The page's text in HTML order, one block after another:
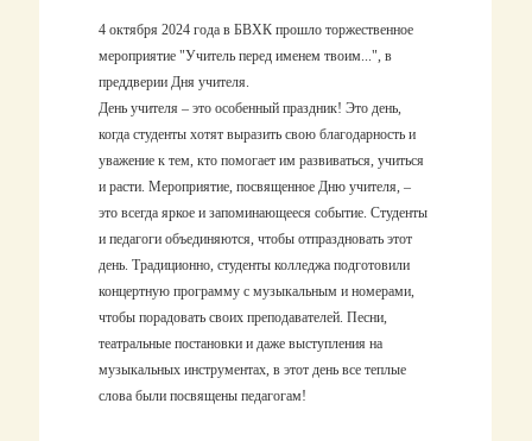
4 октября 2024 года в БВХК прошло торжественное
мероприятие "Учитель перед именем твоим...", в
преддверии Дня учителя.
День учителя – это особенный праздник! Это день,
когда студенты хотят выразить свою благодарность и
уважение к тем, кто помогает им развиваться, учиться
и расти. Мероприятие, посвященное Дню учителя, –
это всегда яркое и запоминающееся событие. Студенты
и педагоги объединяются, чтобы отпраздновать этот
день. Традиционно, студенты колледжа подготовили
концертную программу с музыкальным и номерами,
чтобы порадовать своих преподавателей. Песни,
театральные постановки и даже выступления на
музыкальных инструментах, в этот день все теплые
слова были посвящены педагогам!